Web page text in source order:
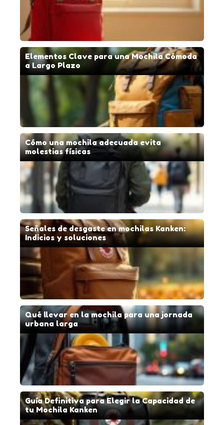
Elementos Clave para una Mochila Cómoda
a Largo Plazo
Cómo una mochila adecuada evita
molestias físicas
Señales de desgaste en mochilas Kanken:
Indicios y soluciones
Qué llevar en la mochila para una jornada
urbana larga
Guía Definitiva para Elegir la Capacidad de
tu Mochila Kanken